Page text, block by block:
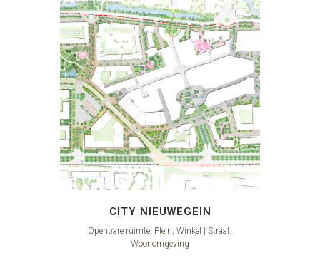
CITY NIEUWEGEIN
Openbare ruimte, Plein, Winkel | Straat,
Woonomgeving